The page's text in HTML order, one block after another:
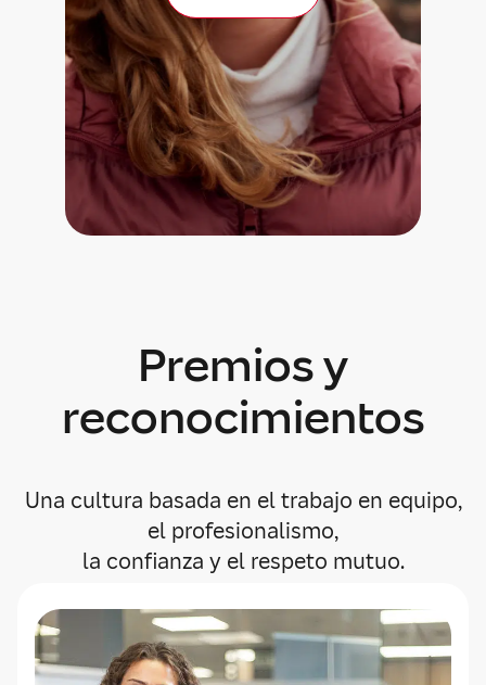
Premios y
reconocimientos
Una cultura basada en el trabajo en equipo,
el profesionalismo,
la confianza y el respeto mutuo.